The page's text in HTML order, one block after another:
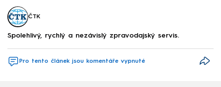
ČTK
Spolehlivý, rychlý a nezávislý zpravodajský servis.
Pro tento článek jsou komentáře vypnuté